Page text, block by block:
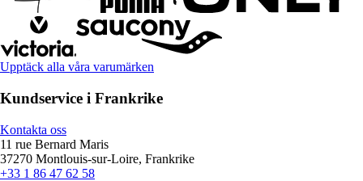
Upptäck alla våra varumärken
Kundservice i Frankrike
Kontakta oss
11 rue Bernard Maris
37270 Montlouis-sur-Loire, Frankrike
+33 1 86 47 62 58